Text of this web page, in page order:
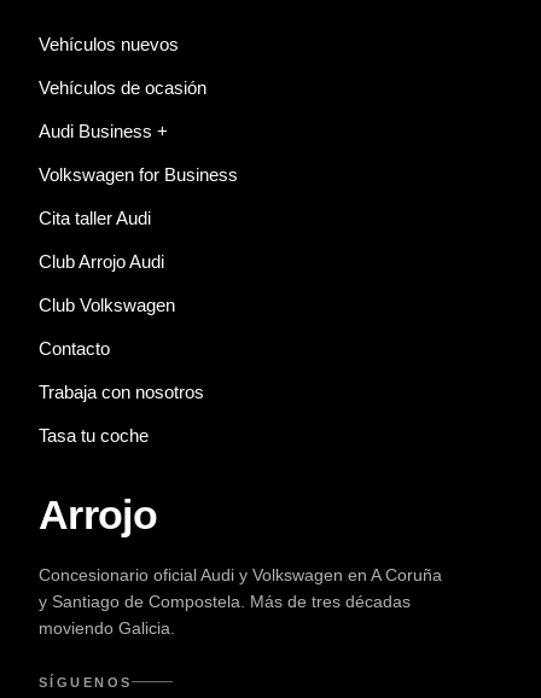
Vehículos nuevos
Vehículos de ocasión
Audi Business +
Volkswagen for Business
Cita taller Audi
Club Arrojo Audi
Club Volkswagen
Contacto
Trabaja con nosotros
Tasa tu coche
Arrojo
Concesionario oficial Audi y Volkswagen en A Coruña
y Santiago de Compostela. Más de tres décadas
moviendo Galicia.
SÍGUENOS